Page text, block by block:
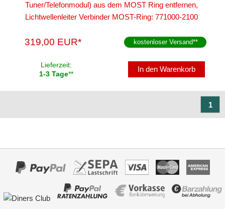
für Land Rover
für MAN
für Massey Ferguson
Alpine
Axion
Tuner/Telefonmodul) aus dem MOST Ring entfernen,
Lichtwellenleiter Verbinder MOST-Ring: 771000-2100
319,00 EUR* kostenloser Versand**
Lieferzeit:
1-3 Tage**
In den Warenkorb
1